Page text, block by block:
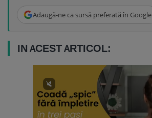
Adaugă-ne ca sursă preferată în Google
IN ACEST ARTICOL: